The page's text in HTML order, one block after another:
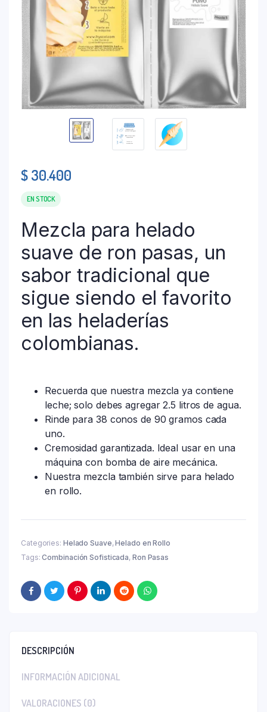
$30.400
EN STOCK
Mezcla para helado
suave de ron pasas, un
sabor tradicional que
sigue siendo el favorito
en las heladerías
colombianas.
Recuerda que nuestra mezcla ya contiene
leche; solo debes agregar 2.5 litros de agua.
Rinde para 38 conos de 90 gramos cada
uno.
Cremosidad garantizada. Ideal usar en una
máquina con bomba de aire mecánica.
Nuestra mezcla también sirve para helado
en rollo.
Categories: Helado Suave,Helado en Rollo
Tags:Combinación Sofisticada, Ron Pasas
DESCRIPCIÓN
INFORMACIÓN ADICIONAL
VALORACIONES (0)